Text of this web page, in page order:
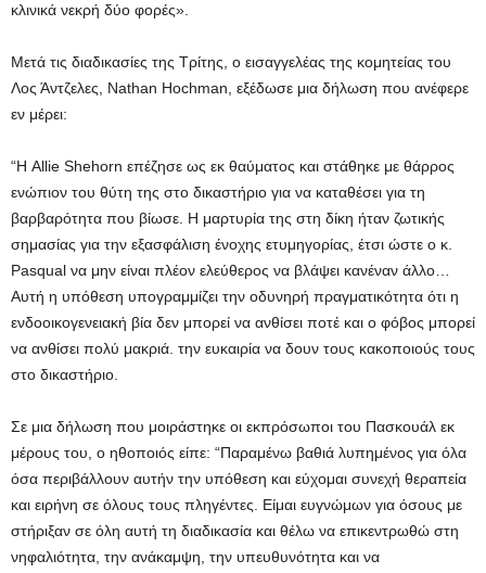
κλινικά νεκρή δύο φορές».
Μετά τις διαδικασίες της Τρίτης, ο εισαγγελέας της κομητείας του
Λος Άντζελες, Nathan Hochman, εξέδωσε μια δήλωση που ανέφερε
εν μέρει:
“Η Allie Shehorn επέζησε ως εκ θαύματος και στάθηκε με θάρρος
ενώπιον του θύτη της στο δικαστήριο για να καταθέσει για τη
βαρβαρότητα που βίωσε. Η μαρτυρία της στη δίκη ήταν ζωτικής
σημασίας για την εξασφάλιση ένοχης ετυμηγορίας, έτσι ώστε ο κ.
Pasqual να μην είναι πλέον ελεύθερος να βλάψει κανέναν άλλο…
Αυτή η υπόθεση υπογραμμίζει την οδυνηρή πραγματικότητα ότι η
ενδοοικογενειακή βία δεν μπορεί να ανθίσει ποτέ και ο φόβος μπορεί
να ανθίσει πολύ μακριά. την ευκαιρία να δουν τους κακοποιούς τους
στο δικαστήριο.
Σε μια δήλωση που μοιράστηκε οι εκπρόσωποι του Πασκουάλ εκ
μέρους του, ο ηθοποιός είπε: “Παραμένω βαθιά λυπημένος για όλα
όσα περιβάλλουν αυτήν την υπόθεση και εύχομαι συνεχή θεραπεία
και ειρήνη σε όλους τους πληγέντες. Είμαι ευγνώμων για όσους με
στήριξαν σε όλη αυτή τη διαδικασία και θέλω να επικεντρωθώ στη
νηφαλιότητα, την ανάκαμψη, την υπευθυνότητα και να